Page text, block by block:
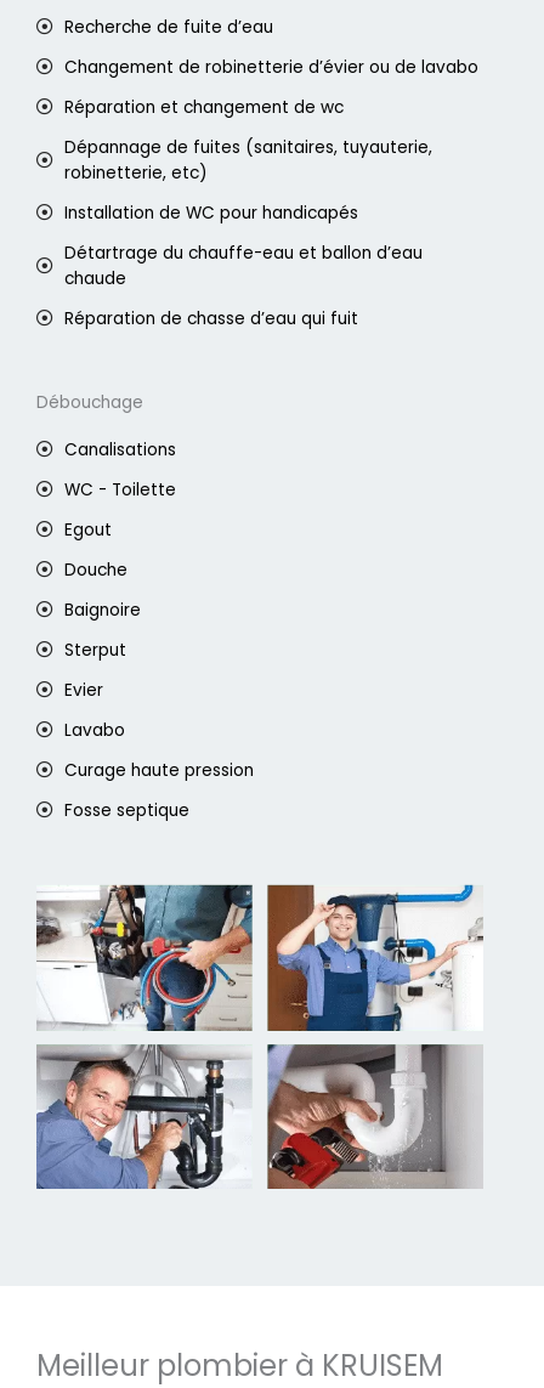
Recherche de fuite d’eau
Changement de robinetterie d’évier ou de lavabo
Réparation et changement de wc
Dépannage de fuites (sanitaires, tuyauterie,
robinetterie, etc)
Installation de WC pour handicapés
Détartrage du chauffe-eau et ballon d’eau
chaude
Réparation de chasse d’eau qui fuit
Débouchage
Canalisations
WC - Toilette
Egout
Douche
Baignoire
Sterput
Evier
Lavabo
Curage haute pression
Fosse septique
Meilleur plombier à KRUISEM